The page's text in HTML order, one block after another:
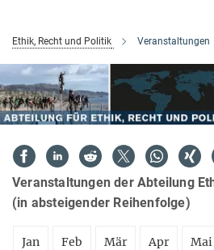
Ethik, Recht und Politik Veranstaltungen
Veranstaltungen der Abteilung
(in absteigender Reihenfolge)
Jan Feb Mär Apr Mai